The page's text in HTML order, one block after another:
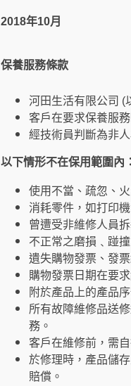
2018年10月
保養服務條款
河田生活有限公司 (
客戶在要求保養服
經技術員判斷為非
以下情形不在保用範圍內：
使用不當、疏忽、
消耗零件，如打印
曾遭受非維修人員拆
不正常之磨損﹑踫撞
遺失購物發票、發
購物發票日期在要
附於產品上的產品
所有故障維修品送
務。
客戶在維修前，需
於修理時，產品儲
賠償。